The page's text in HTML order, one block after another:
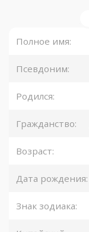
Полное имя:
Псевдоним:
Родился:
Гражданство:
Возраст:
Дата рождения:
Знак зодиака: